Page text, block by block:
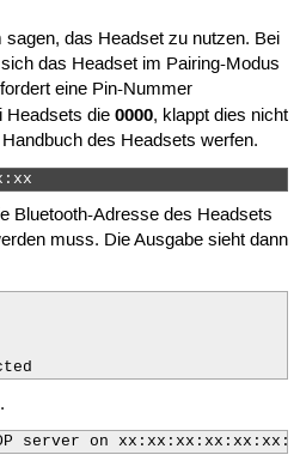
das Headset zu nutzen. Bei
das Headset im Pairing-Modus
eine Pin-Nummer
Headsets die 0000, klappt dies nicht
des Headsets werfen.
Bluetooth-Adresse des Headsets
muss. Die Ausgabe sieht dann
server on xx:xx:xx:xx:xx:xx: